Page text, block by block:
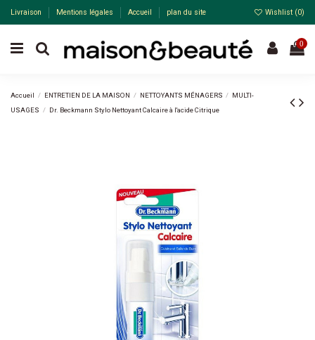
Livraison Mentions légales Accueil plan du site Wishlist (0)
0
Accueil ENTRETIEN DE LA MAISON NETTOYANTS MÉNAGERS
MULTI-
USAGES
Dr. Beckmann Stylo Nettoyant Calcaire à l'acide Citrique